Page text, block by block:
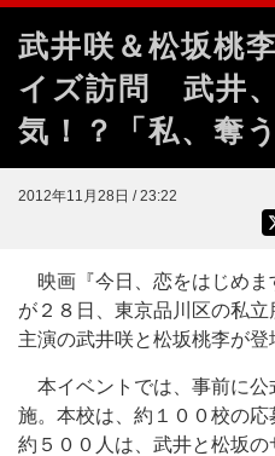
武井咲＆松坂桃
イズ訪問 武井
気！？「私、奪う
2012年11月28日 / 23:22
映画『今日、恋をはじめま
が２８日、東京品川区の私立
主演の武井咲と松坂桃李が登
本イベントでは、事前に公
施。本校は、約１００校の
約５００人は、武井と松坂